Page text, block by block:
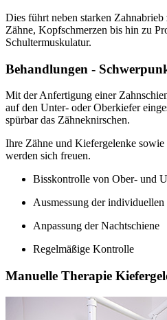
Dies führt neben starken
Zähne, Kopfschmerzen bis hin zu
Schultermuskulatur.
Behandlungen -
Mit der Anfertigung einer
auf den Unter- oder Oberkiefer
spürbar das Zähneknirschen.
Ihre Zähne und Kiefergelenke
werden sich freuen.
Bisskontrolle von Ober- und
Ausmessung der individuellen
Anpassung der Nachtschiene
Regelmäßige Kontrolle
Manuelle Therapie